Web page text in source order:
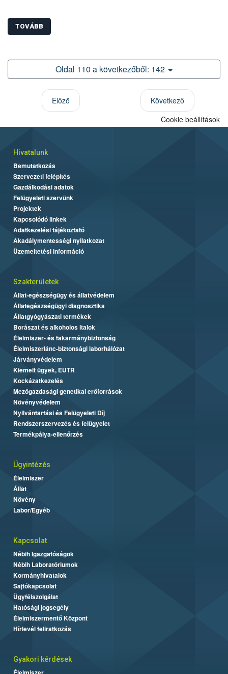
TOVÁBB
Oldal 110 a következőből: 142
Előző
Következő
Cookie beállítások
Hivatalunk
Bemutatkozás
Szervezeti felépítés
Gazdálkodási adatok
Felügyeleti szervünk
Projektek
Kapcsolódó linkek
Adatkezelési tájékoztató
Akadálymentességi nyilatkozat
Üzemeltetési információ
Szakterületek
Állat-egészségügy és állatvédelem
Állategészségügyi diagnosztika
Állatgyógyászati termékek
Borászat és alkoholos italok
Élelmiszer- és takarmánybiztonság
Élelmiszerlánc-biztonsági laborhálózat
Járványvédelem
Kiemelt ügyek, EUTR
Kockázatkezelés
Mezőgazdasági genetikai erőforrások
Növényvédelem
Nyilvántartási és Felügyeleti Díj
Rendszerszervezés és felügyelet
Termékpálya-ellenőrzés
Ügyintézés
Élelmiszer
Állat
Növény
Labor/Egyéb
Kapcsolat
Nébih Igazgatóságok
Nébih Laboratóriumok
Kormányhivatalok
Sajtókapcsolat
Ügyfélszolgálat
Hatósági jogsegély
Élelmiszermentő Központ
Hírlevél feliratkozás
Gyakori kérdések